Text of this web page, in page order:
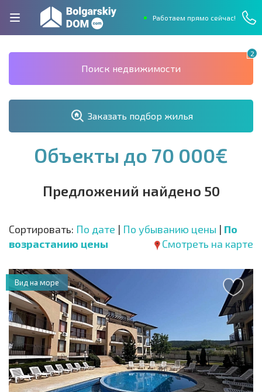
Работаем прямо сейчас!
2
Поиск недвижимости
Заказать подбор жилья
Объекты до 70 000€
Предложений найдено 50
Сортировать: По дате | По убыванию цены | По
возрастанию цены
Смотреть на карте
Вид на море